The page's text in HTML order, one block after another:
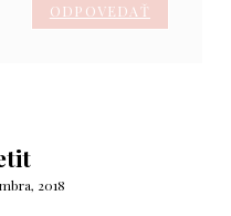
ODPOVEDAŤ
2018